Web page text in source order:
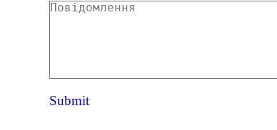
Повідомлення
Submit